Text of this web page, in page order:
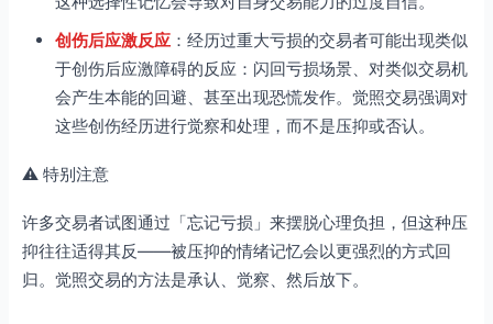
创伤后应激反应 ：经历过重大亏损的交易者可能出现类似
于创伤后应激障碍的反应：闪回亏损场景、对类似交易机
会产生本能的回避、甚至出现恐慌发作。觉照交易强调对
这些创伤经历进行觉察和处理，而不是压抑或否认。
⚠️ 特别注意
许多交易者试图通过「忘记亏损」来摆脱心理负担，但这种压
抑往往适得其反——被压抑的情绪记忆会以更强烈的方式回
归。觉照交易的方法是承认、觉察、然后放下。